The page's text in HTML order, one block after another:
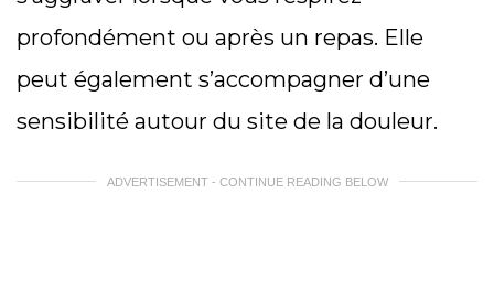
profondément ou après un repas. Elle
peut également s’accompagner d’une
sensibilité autour du site de la douleur.
ADVERTISEMENT - CONTINUE READING BELOW